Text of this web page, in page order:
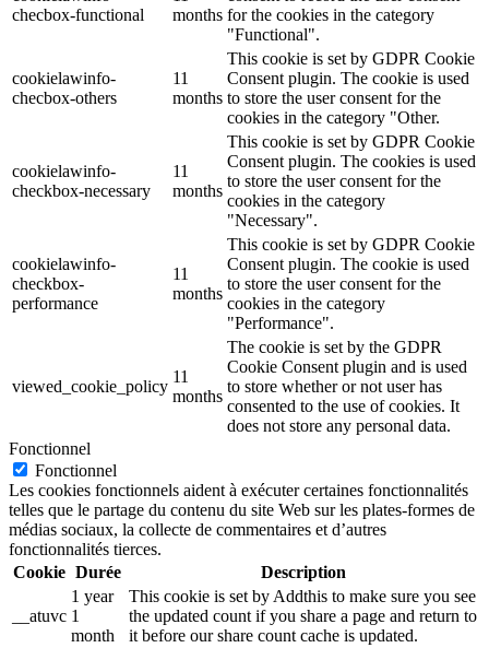
checbox-functional
months for the cookies in the category
"Functional".
cookielawinfo-
checbox-others
11
months
This cookie is set by GDPR Cookie
Consent plugin. The cookie is used
to store the user consent for the
cookies in the category "Other.
cookielawinfo-
checkbox-necessary
11
months
This cookie is set by GDPR Cookie
Consent plugin. The cookies is used
to store the user consent for the
cookies in the category
"Necessary".
cookielawinfo-
checkbox-
performance
11
months
This cookie is set by GDPR Cookie
Consent plugin. The cookie is used
to store the user consent for the
cookies in the category
"Performance".
viewed_cookie_policy
11
months
The cookie is set by the GDPR
Cookie Consent plugin and is used
to store whether or not user has
consented to the use of cookies. It
does not store any personal data.
Fonctionnel
Fonctionnel
Les cookies fonctionnels aident à exécuter certaines fonctionnalités
telles que le partage du contenu du site Web sur les plates-formes de
médias sociaux, la collecte de commentaires et d’autres
fonctionnalités tierces.
Cookie Durée Description
__atuvc
1 year
1
month
This cookie is set by Addthis to make sure you see
the updated count if you share a page and return to
it before our share count cache is updated.